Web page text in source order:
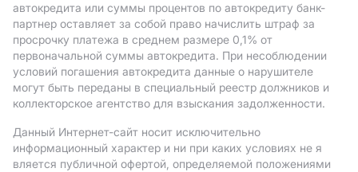
автокредита или суммы процентов по автокредиту банк-
партнер оставляет за собой право начислить штраф за
просрочку платежа в среднем размере 0,1% от
первоначальной суммы автокредита. При несоблюдении
условий погашения автокредита данные о нарушителе
могут быть переданы в специальный реестр должников и
коллекторское агентство для взыскания задолженности.
Данный Интернет-сайт носит исключительно
информационный характер и ни при каких условиях не я
вляется публичной офертой, определяемой положениями